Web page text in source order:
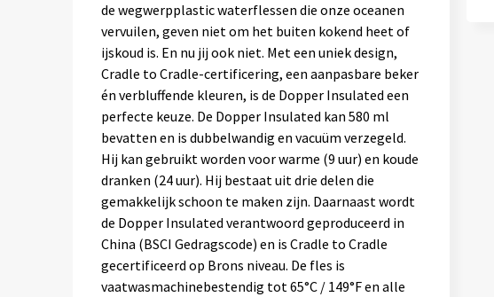
de wegwerpplastic waterflessen die onze oceanen
vervuilen, geven niet om het buiten kokend heet of
ijskoud is. En nu jij ook niet. Met een uniek design,
Cradle to Cradle-certificering, een aanpasbare beker
én verbluffende kleuren, is de Dopper Insulated een
perfecte keuze. De Dopper Insulated kan 580 ml
bevatten en is dubbelwandig en vacuüm verzegeld.
Hij kan gebruikt worden voor warme (9 uur) en koude
dranken (24 uur). Hij bestaat uit drie delen die
gemakkelijk schoon te maken zijn. Daarnaast wordt
de Dopper Insulated verantwoord geproduceerd in
China (BSCI Gedragscode) en is Cradle to Cradle
gecertificeerd op Brons niveau. De fles is
vaatwasmachinebestendig tot 65°C / 149°F en alle